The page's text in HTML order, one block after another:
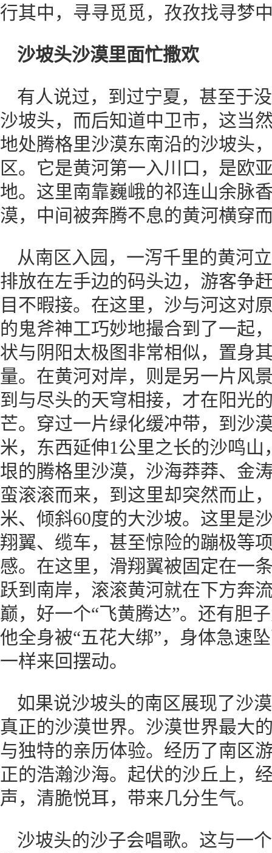
行其中，寻寻觅觅，孜孜找寻梦
沙坡头沙漠里面忙撒欢
有人说过，到过宁夏，甚至于
沙坡头，而后知道中卫市，这当
地处腾格里沙漠东南沿的沙坡头
区。它是黄河第一入川口，是欧
地。这里南靠巍峨的祁连山余脉
漠，中间被奔腾不息的黄河横穿
从南区入园，一泻千里的黄河
排放在左手边的码头边，游客争
目不暇接。在这里，沙与河这对
的鬼斧神工巧妙地撮合到了一起
状与阴阳太极图非常相似，置身
量。在黄河对岸，则是另一片风
到与尽头的天穹相接，才在阳光
芒。穿过一片绿化缓冲带，到沙
米，东西延伸1公里之长的沙鸣
垠的腾格里沙漠，沙海莽莽、金
蛮滚滚而来，到这里却突然而止
米、倾斜60度的大沙坡。这里是
翔翼、缆车，甚至惊险的蹦极等
感。在这里，滑翔翼被固定在一
跃到南岸，滚滚黄河就在下方奔
巅，好一个“飞黄腾达”。还有胆
他全身被“五花大绑”，身体急速
一样来回摆动。
如果说沙坡头的南区展现了沙
真正的沙漠世界。沙漠世界最大
与独特的亲历体验。经历了南区
正的浩瀚沙海。起伏的沙丘上，
声，清脆悦耳，带来几分生气。
沙坡头的沙子会唱歌。这与一